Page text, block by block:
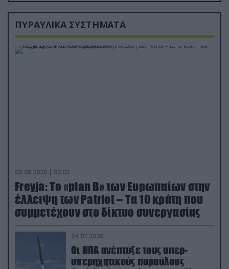
ΠΥΡΑΥΛΙΚΑ ΣΥΣΤΗΜΑΤΑ
05.08.2026 | 02:02
Freyja: Το «plan Β» των Ευρωπαίων στην
έλλειψη των Patriot – Τα 10 κράτη που
συμμετέχουν στο δίκτυο συνεργασίας
24.07.2026
Οι ΗΠΑ ανέπτυξε τους υπερ-
υπερηχητικούς πυραύλους